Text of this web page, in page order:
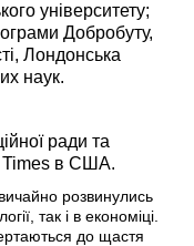
університету;
Добробуту,
Лондонська
наук.
ради та
Times в США.
розвинулись
так і в економіці.
до щастя